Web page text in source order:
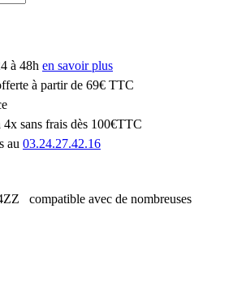
à 48h en savoir plus
à partir de 69€ TTC
4x sans frais dès 100€TTC
au 03.24.27.42.16
compatible avec de nombreuses